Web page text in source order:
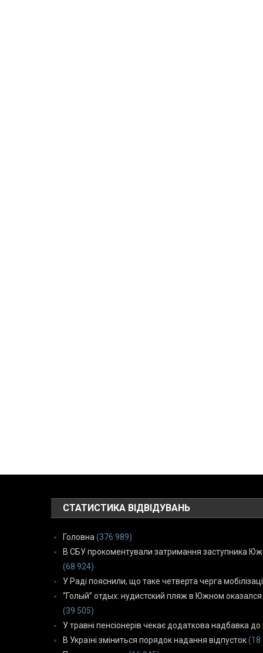
СТАТИСТИКА ВІДВІДУВАНЬ
Головна (376 989)
В СБУ прокоментували затримання заступника
(68 924)
У Раді пояснили, що таке четверта черга
“Голый” отдых: нудистский пляж в Южном
(39 505)
У травні пенсіонерів чекає додаткова надбавка до
В Україні зміниться порядок надання відпусток (18